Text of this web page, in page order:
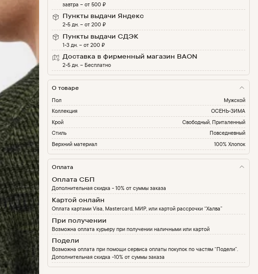
завтра – от 500 ₽
Пункты выдачи Яндекс
2-5 дн.– от 200 ₽
Пункты выдачи СДЭК
1-3 дн. – от 200 ₽
Доставка в фирменный магазин BAON
2-5 дн.– Бесплатно
О товаре
Пол
Мужской
Коллекция
ОСЕНЬ-ЗИМА
Крой
Свободный, Приталенный
Стиль
Повседневный
Верхний материал
100% Хлопок
Оплата
Оплата СБП
Дополнительная скидка - 10% от суммы заказа
Картой онлайн
Оплата картами Visa, Mastercard, МИР, или картой рассрочки “Халва”
При получении
Возможна оплата курьеру при получении наличными или картой
Подели
Возможна оплата при помощи сервиса оплаты покупок по частям “Подели”.
Дополнительная скидка -10% от суммы заказа